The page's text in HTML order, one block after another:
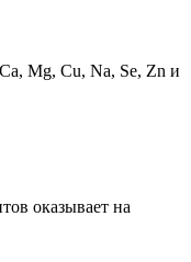
Mg, Cu, Na, Se, Zn и
оказывает на